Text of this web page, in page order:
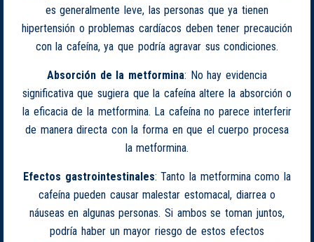
es generalmente leve, las personas que ya tienen
hipertensión o problemas cardíacos deben tener precaución
con la cafeína, ya que podría agravar sus condiciones.
Absorción de la metformina: No hay evidencia
significativa que sugiera que la cafeína altere la absorción o
la eficacia de la metformina. La cafeína no parece interferir
de manera directa con la forma en que el cuerpo procesa
la metformina.
Efectos gastrointestinales: Tanto la metformina como la
cafeína pueden causar malestar estomacal, diarrea o
náuseas en algunas personas. Si ambos se toman juntos,
podría haber un mayor riesgo de estos efectos